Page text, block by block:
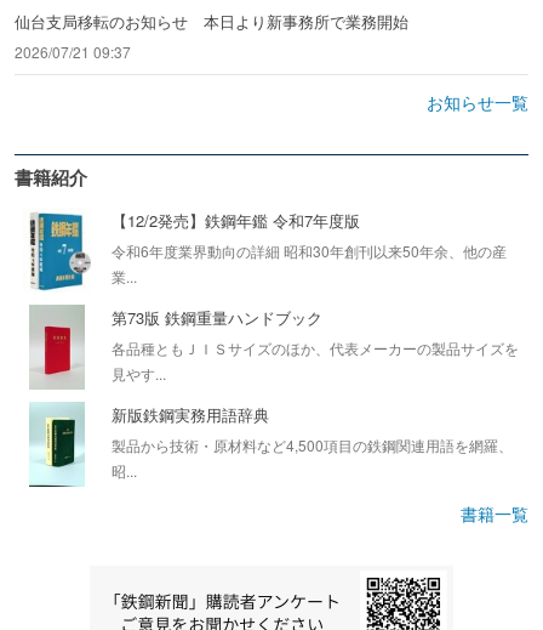
仙台支局移転のお知らせ 本日より新事務所で業務開始
2026/07/21 09:37
お知らせ一覧
書籍紹介
【12/2発売】鉄鋼年鑑 令和7年度版
令和6年度業界動向の詳細 昭和30年創刊以来50年余、他の産
業...
第73版 鉄鋼重量ハンドブック
各品種ともＪＩＳサイズのほか、代表メーカーの製品サイズを
見やす...
新版鉄鋼実務用語辞典
製品から技術・原材料など4,500項目の鉄鋼関連用語を網羅、
昭...
書籍一覧